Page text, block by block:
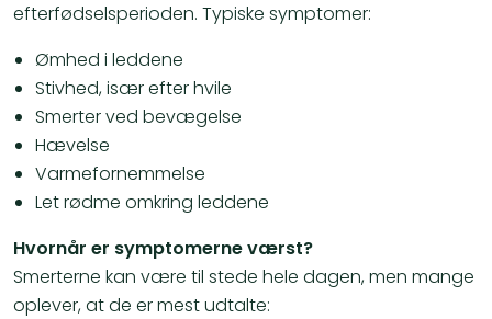
efterfødselsperioden. Typiske symptomer:
Ømhed i leddene
Stivhed, især efter hvile
Smerter ved bevægelse
Hævelse
Varmefornemmelse
Let rødme omkring leddene
Hvornår er symptomerne værst?
Smerterne kan være til stede hele dagen, men mange
oplever, at de er mest udtalte: